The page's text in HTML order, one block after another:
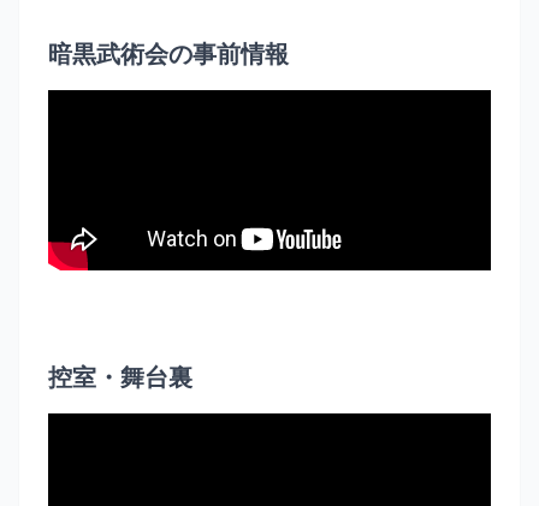
暗黒武術会の事前情報
控室・舞台裏